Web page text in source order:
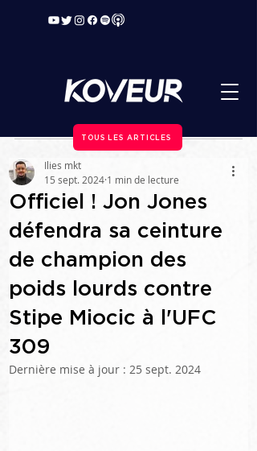
TOUS LES ARTICLES
Officiel ! Jon Jones
défendra sa ceinture
de champion des
poids lourds contre
Stipe Miocic à l'UFC
309
Ilies mkt
15 sept. 2024 1 min de lecture
Dernière mise à jour : 25 sept. 2024